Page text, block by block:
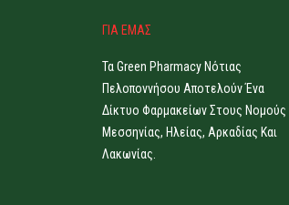
ΓΙΑ ΕΜΑΣ
Τα Green Pharmacy Νότιας
Πελοποννήσου Αποτελούν Ένα
Δίκτυο Φαρμακείων Στους Νομούς
Μεσσηνίας, Ηλείας, Αρκαδίας Και
Λακωνίας.